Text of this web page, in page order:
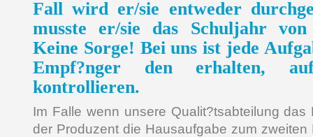
Fall wird er/sie entweder
musste er/sie das Schuljahr
Keine Sorge! Bei uns ist jede
Empf?nger den erhalten,
kontrollieren.
Im Falle wenn unsere Qualit?tsabteilung das
der Produzent die Hausaufgabe zum zweiten